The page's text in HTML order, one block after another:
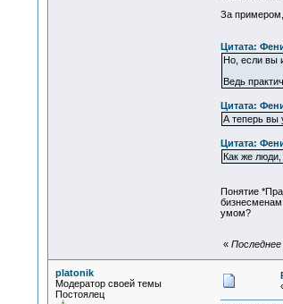
За примером,
Цитата:
Но, если вы
Ведь
Цитата:
А теперь вы
Цитата:
Как же
Понятие
бизнесменам
умом?
«
platonik
Модератор своей темы
Постоялец